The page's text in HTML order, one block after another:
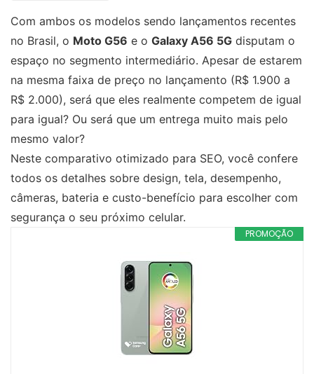
Com ambos os modelos sendo lançamentos recentes
no Brasil, o Moto G56 e o Galaxy A56 5G disputam o
espaço no segmento intermediário. Apesar de estarem
na mesma faixa de preço no lançamento (R$ 1.900 a
R$ 2.000), será que eles realmente competem de igual
para igual? Ou será que um entrega muito mais pelo
mesmo valor?
Neste comparativo otimizado para SEO, você confere
todos os detalhes sobre design, tela, desempenho,
câmeras, bateria e custo-benefício para escolher com
segurança o seu próximo celular.
PROMOÇÃO